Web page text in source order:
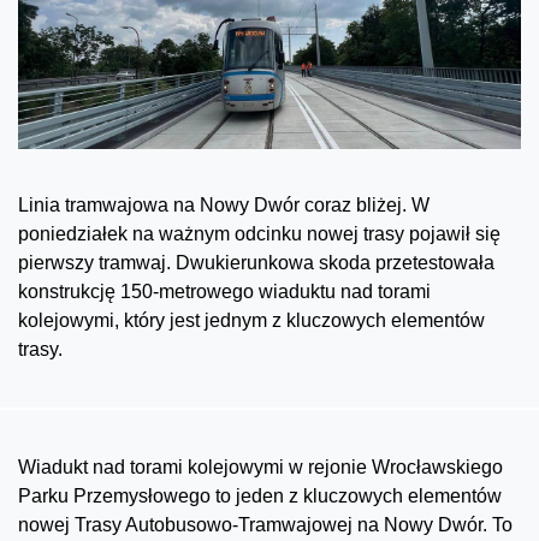
Linia tramwajowa na Nowy Dwór coraz bliżej. W
poniedziałek na ważnym odcinku nowej trasy pojawił się
pierwszy tramwaj. Dwukierunkowa skoda przetestowała
konstrukcję 150-metrowego wiaduktu nad torami
kolejowymi, który jest jednym z kluczowych elementów
trasy.
Wiadukt nad torami kolejowymi w rejonie Wrocławskiego
Parku Przemysłowego to jeden z kluczowych elementów
nowej Trasy Autobusowo-Tramwajowej na Nowy Dwór. To